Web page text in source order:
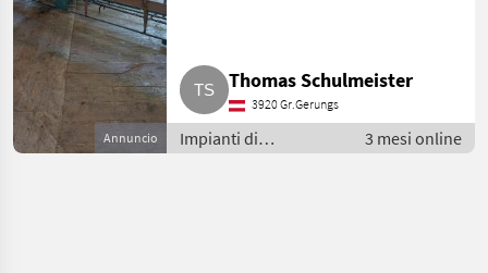
Annuncio
Thomas Schulmeister
3920 Gr.Gerungs
Impianti di
movimentazione e
3 mesi online